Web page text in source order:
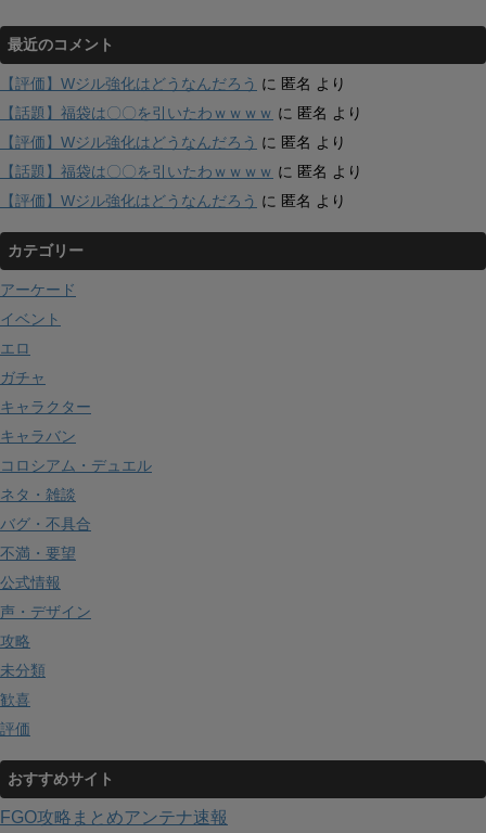
最近のコメント
【評価】Wジル強化はどうなんだろう に 匿名 より
【話題】福袋は〇〇を引いたわｗｗｗｗ に 匿名 より
【評価】Wジル強化はどうなんだろう に 匿名 より
【話題】福袋は〇〇を引いたわｗｗｗｗ に 匿名 より
【評価】Wジル強化はどうなんだろう に 匿名 より
カテゴリー
アーケード
イベント
エロ
ガチャ
キャラクター
キャラバン
コロシアム・デュエル
ネタ・雑談
バグ・不具合
不満・要望
公式情報
声・デザイン
攻略
未分類
歓喜
評価
おすすめサイト
FGO攻略まとめアンテナ速報